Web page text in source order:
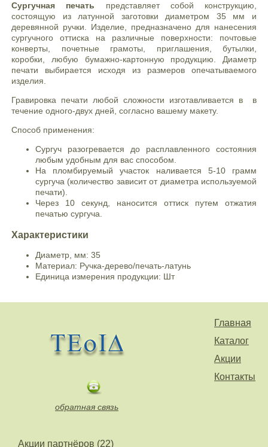
Сургучная печать
представляет собой конструкцию,
состоящую из латунной заготовки диаметром 35 мм и
деревянной ручки. Изделие, предназначено для нанесения
сургучного оттиска на различные поверхности: почтовые
конверты, почетные грамоты, приглашения, бутылки,
коробки, любую бумажно-картонную продукцию. Диаметр
печати выбирается исходя из размеров опечатываемого
изделия.
Гравировка печати любой сложности изготавливается в в
течение одного-двух дней, согласно вашему макету.
Способ применения:
Сургуч разогревается до расплавленного состояния
любым удобным для вас способом.
На пломбируемый участок наливается 5-10 грамм
сургуча (количество зависит от диаметра используемой
печати).
Через 10 секунд, наносится оттиск путем отжатия
печатью сургуча.
Характеристики
Диаметр, мм: 35
Материал: Ручка-дерево/печать-латунь
Единица измерения продукции: Шт
Главная
Каталог
Акции
Контакты
обратная связь
Акции партнёров (22)